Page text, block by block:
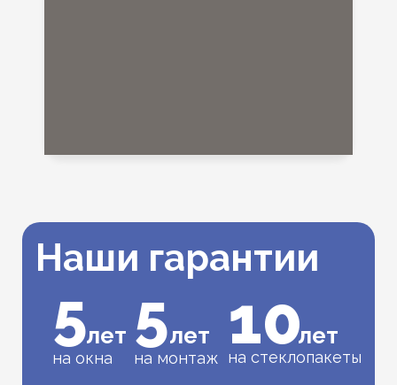
лет
5
Наши гарантии
лет
10
на стеклопакеты
лет
5
на монтаж
на окна